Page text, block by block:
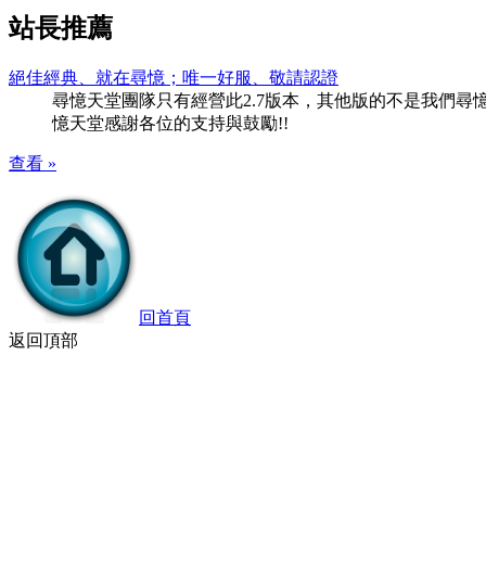
站長推薦
絕佳經典、就在尋憶；唯一好服、敬請認證
尋憶天堂團隊只有經營此2.7版本，其他版的不是我們尋
憶天堂感謝各位的支持與鼓勵!!
查看 »
回首頁
返回頂部